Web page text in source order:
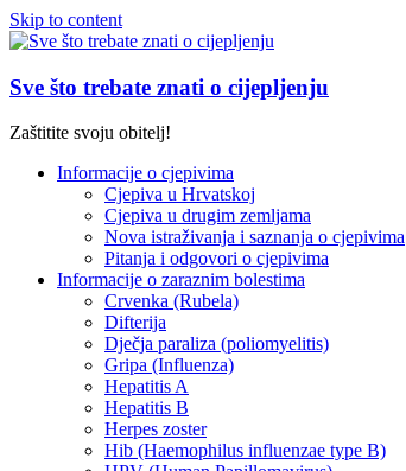
Skip to content
Sve što trebate znati o cijepljenju
Zaštitite svoju obitelj!
Informacije o cjepivima
Cjepiva u Hrvatskoj
Cjepiva u drugim zemljama
Nova istraživanja i saznanja o cjepivima
Pitanja i odgovori o cjepivima
Informacije o zaraznim bolestima
Crvenka (Rubela)
Difterija
Dječja paraliza (poliomyelitis)
Gripa (Influenza)
Hepatitis A
Hepatitis B
Herpes zoster
Hib (Haemophilus influenzae type B)